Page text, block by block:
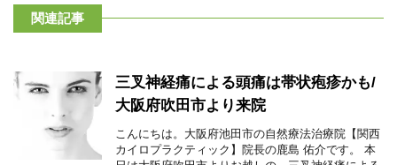
関連記事
三叉神経痛による頭痛は帯状疱疹かも/
大阪府吹田市より来院
こんにちは。大阪府池田市の自然療法治療院【関西
カイロプラクティック】院長の鹿島 佑介です。 本